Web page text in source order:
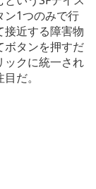
ン1つのみで行
接近する障害物
ボタンを押すだ
クに統一され
だ。